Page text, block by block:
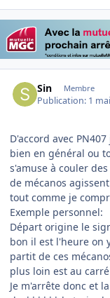
Sin Membre
Publication: 1
D'accord avec
bien en général ou
s'amuse à couler
de mécanos
tout comme je
Exemple personnel:
Départ origine le
bon il est l'heure on
partit de ces
plus loin est au
Je m'arrête donc et